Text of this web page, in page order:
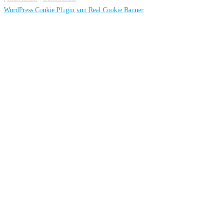
WordPress Cookie Plugin von Real Cookie Banner